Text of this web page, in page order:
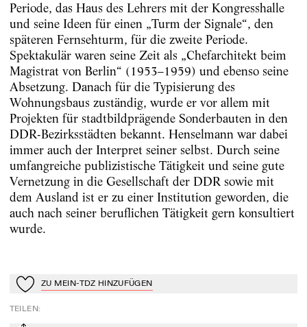
Periode, das Haus des Lehrers mit der Kongresshalle
und seine Ideen für einen „Turm der Signale“, den
späteren Fernsehturm, für die zweite Periode.
Spektakulär waren seine Zeit als „Chefarchitekt beim
Magistrat von Berlin“ (1953–1959) und ebenso seine
Absetzung. Danach für die Typisierung des
Wohnungsbaus zuständig, wurde er vor allem mit
Projekten für stadtbildprägende Sonderbauten in den
DDR-Bezirksstädten bekannt. Henselmann war dabei
immer auch der Interpret seiner selbst. Durch seine
umfangreiche publizistische Tätigkeit und seine gute
Vernetzung in die Gesellschaft der DDR sowie mit
dem Ausland ist er zu einer Institution geworden, die
auch nach seiner beruflichen Tätigkeit gern konsultiert
wurde.
Zu Mein-TdZ hinzufügen
ZU MEIN-TDZ HINZUFÜGEN
TEILEN: